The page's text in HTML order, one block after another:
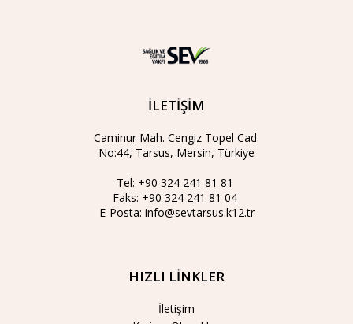
İLETİŞİM
Caminur Mah. Cengiz Topel Cad.
No:44, Tarsus, Mersin, Türkiye
Tel: +90 324 241 81 81
Faks: +90 324 241 81 04
E-Posta: info@sevtarsus.k12.tr
HIZLI LİNKLER
İletişim